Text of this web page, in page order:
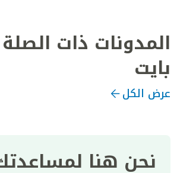
المدونات ذات
بايت
عرض الكل
نحن هنا